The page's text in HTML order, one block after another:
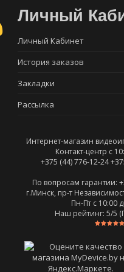
Личный
Личный Кабинет
История заказов
Закладки
Рассылка
Интернет-магазин
Контакт-центр с
+375 (44) 776-12-24
По вопросам гарантии:
г.Минск, пр-т
Пн-Пт c 10:00
Наш рейтинг: 5/5